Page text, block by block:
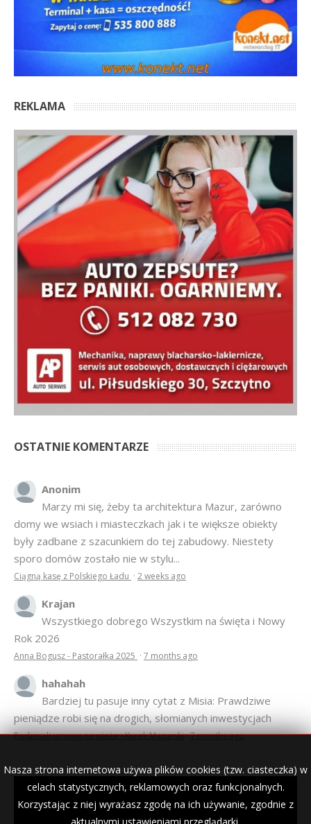
REKLAMA
OSTATNIE KOMENTARZE
Anonim
Marzy mi się, żeby ta architektura Mazur, zarówno
domy we wsiach i miasteczkach jak i te większe obiekty
były zadbane z szacunkiem do tej zabudowy. Niestety
sporo domów zostało nie w stylu...
Ciągną kasę z Polskiego Ładu · 2 weeks ago
Krajan
Wszystkiego dobrego Wszystkim na święta i Nowy
Rok 2026
Anna Bogusz - Pastorałka 2025 · 7 months ago
hahahah
Bardziej tu pasuje inny cytat z Misia: Prawdziwe
pieniądze robi się na drogich, słomianych inwestycjach
Podpisali umowę na wieżę - Kurek Mazurski·7 months ago
Nasza strona internetowa używa plików cookies (tzw. ciasteczka) w
celach statystycznych, reklamowych oraz funkcjonalnych.
Korzystając z niej wyrażasz zgodę na ich używanie, zgodnie z
© 2007–2018 Kurek Mazurski — archiwalne wydania lokalnej
gazety.